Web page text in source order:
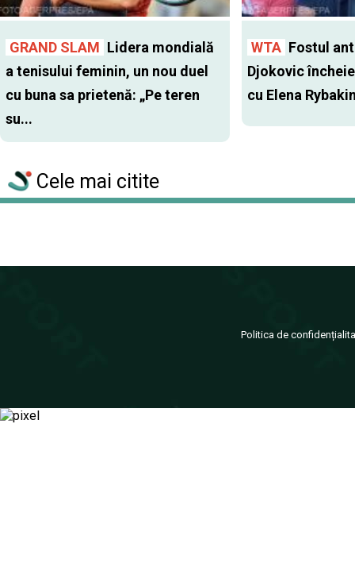
GRAND SLAM Lidera mondială
a tenisului feminin, un nou duel
cu buna sa prietenă: „Pe teren
su...
WTA Fostul
Djokovic
cu Elena
Cele mai citite
Politica de